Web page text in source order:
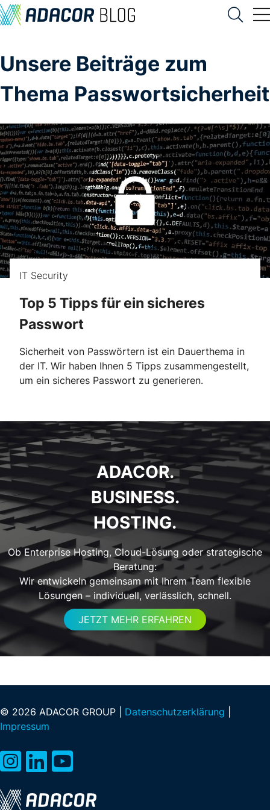
Unsere Beiträge zum
Thema Passwortsicherheit
IT Security
Top 5 Tipps für ein sicheres
Passwort
Sicherheit von Passwörtern ist ein Dauerthema in
der IT. Wir haben Ihnen 5 Tipps zusammengestellt,
um ein sicheres Passwort zu generieren.
ADACOR.
BUSINESS.
HOSTING.
Ob Enterprise Hosting, Cloud-Lösung oder strategische
Beratung:
Wir entwickeln gemeinsam mit Ihrem Team flexible
Lösungen – individuell, verlässlich, schnell.
JETZT MEHR ERFAHREN
© 2026 ADACOR GROUP | Datenschutzerklärung
Impressum